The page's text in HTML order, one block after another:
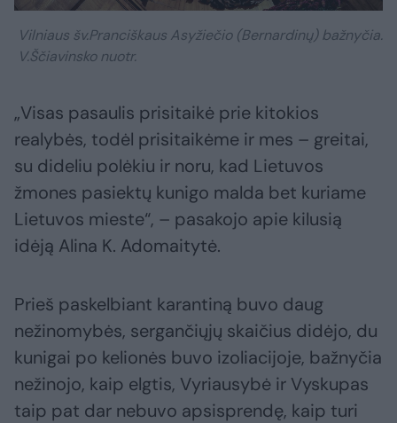
Vilniaus šv.Pranciškaus Asyžiečio (Bernardinų) bažnyčia.
V.Ščiavinsko nuotr.
„Visas pasaulis prisitaikė prie kitokios
realybės, todėl prisitaikėme ir mes – greitai,
su dideliu polėkiu ir noru, kad Lietuvos
žmones pasiektų kunigo malda bet kuriame
Lietuvos mieste“, – pasakojo apie kilusią
idėją Alina K. Adomaitytė.
Prieš paskelbiant karantiną buvo daug
nežinomybės, sergančiųjų skaičius didėjo, du
kunigai po kelionės buvo izoliacijoje, bažnyčia
nežinojo, kaip elgtis, Vyriausybė ir Vyskupas
taip pat dar nebuvo apsisprendę, kaip turi